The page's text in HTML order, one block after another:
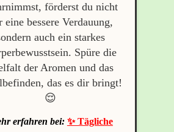
förderst du nicht
eine bessere Verdauung,
auch ein starkes
Spüre die
der Aromen und das
das es dir bringt!
😌
erfahren bei: ✨ Tägliche